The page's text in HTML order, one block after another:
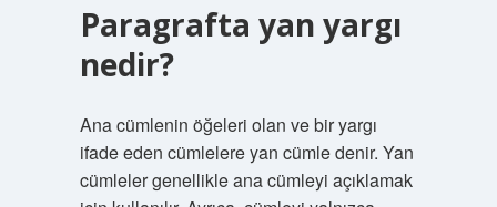
Paragrafta yan yargı
nedir?
Ana cümlenin öğeleri olan ve bir yargı
ifade eden cümlelere yan cümle denir. Yan
cümleler genellikle ana cümleyi açıklamak